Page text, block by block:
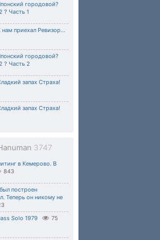
городовой?
? Часть 1
приехал Ревизор...
городовой?
? Часть 2
запах Страха!
запах Страха!
3747
в Кемерово. В
843
построен
Теперь он никому не
Solo 1979 75